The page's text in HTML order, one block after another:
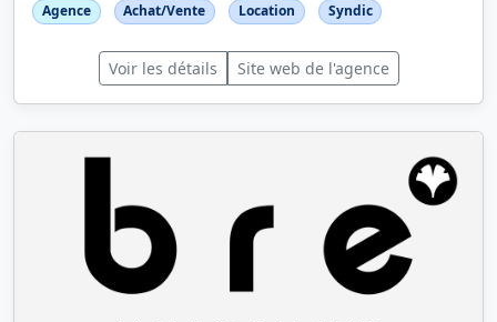
Agence Achat/Vente Location Syndic
Voir les détails Site web de l'agence